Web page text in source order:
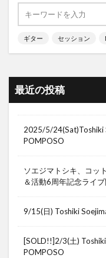
ギター セッション
最近の投稿
2025/5/24(Sat)Toshiki
POMPOSO
ソエジマトシキ、コッ
＆活動6周年記念ライ
9/15(日) Toshiki
[SOLD!!]2/3(土)
POMPOSO